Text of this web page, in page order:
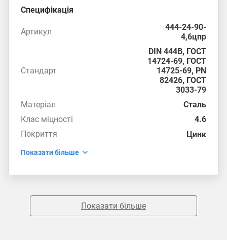
Специфікація
Артикул
444-24-90-
4,6цпр
Стандарт
DIN 444B, ГОСТ
14724-69, ГОСТ
14725-69, PN
82426, ГОСТ
3033-79
Матеріал
Сталь
Клас міцності
4.6
Покриття
Цинк
Показати більше
Показати більше